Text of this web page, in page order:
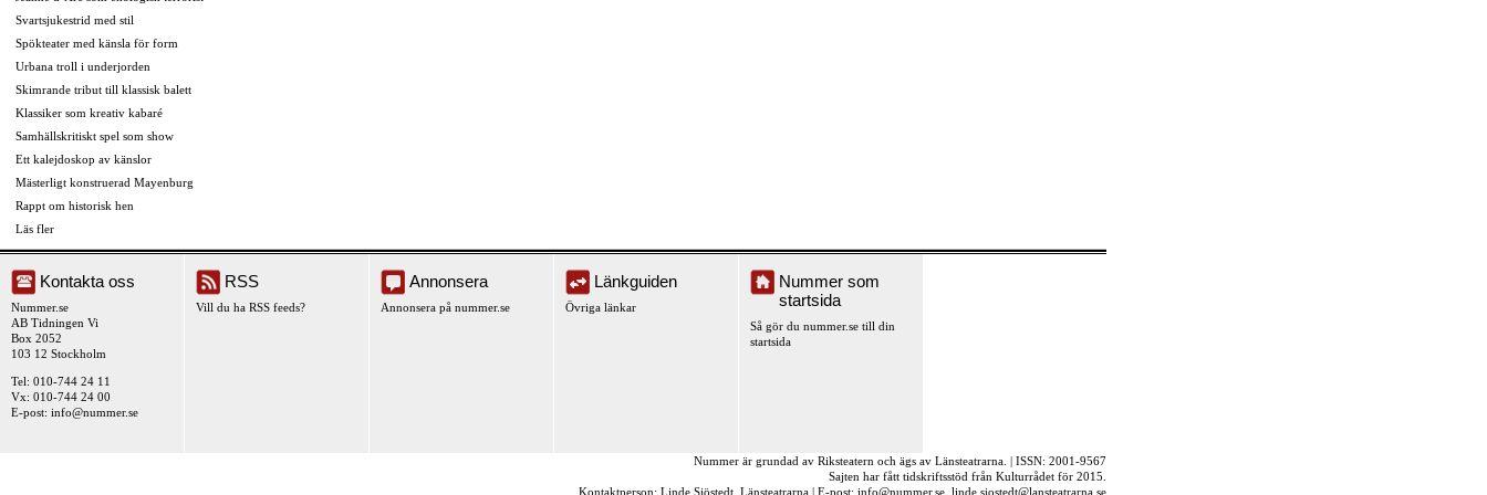
Svartsjukestrid med stil
Spökteater med känsla för form
Urbana troll i underjorden
Skimrande tribut till klassisk balett
Klassiker som kreativ kabaré
Samhällskritiskt spel som show
Ett kalejdoskop av känslor
Mästerligt konstruerad Mayenburg
Rappt om historisk hen
Läs fler
Kontakta oss
Nummer.se
AB Tidningen Vi
Box 2052
103 12 Stockholm
Tel: 010-744 24 11
Vx: 010-744 24 00
E-post: info@nummer.se
RSS
Vill du ha RSS feeds?
Annonsera
Annonsera på nummer.se
Länkguiden
Övriga länkar
Nummer som
startsida
Så gör du nummer.se till din
startsida
Nummer är grundad av Riksteatern och ägs av Länsteatrarna. | ISSN: 2001-9567
Sajten har fått tidskriftsstöd från Kulturrådet för 2015.
Kontaktperson: Linde Sjöstedt, Länsteatrarna | E-post: info@nummer.se linde.sjostedt@lansteatrarna.se